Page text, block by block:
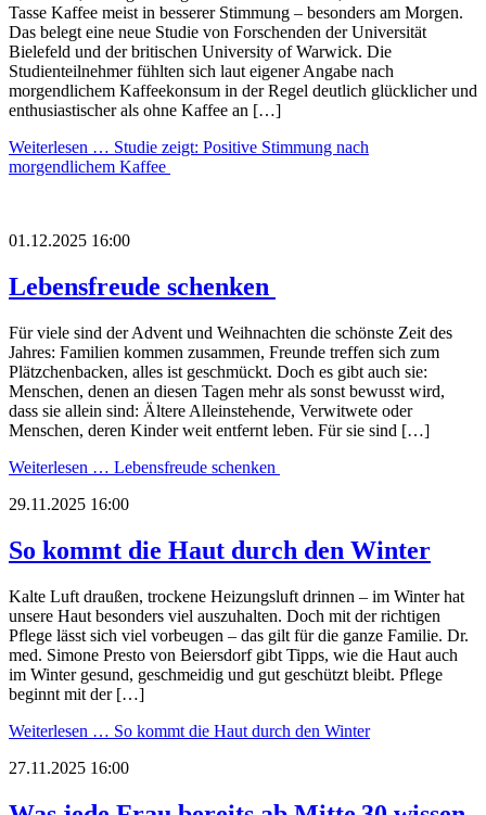
Tasse Kaffee meist in besserer Stimmung – besonders am Morgen.
Das belegt eine neue Studie von Forschenden der Universität
Bielefeld und der britischen University of Warwick. Die
Studienteilnehmer fühlten sich laut eigener Angabe nach
morgendlichem Kaffeekonsum in der Regel deutlich glücklicher und
enthusiastischer als ohne Kaffee an […]
Weiterlesen … Studie zeigt: Positive Stimmung nach
morgendlichem Kaffee
01.12.2025 16:00
Lebensfreude schenken
Für viele sind der Advent und Weihnachten die schönste Zeit des
Jahres: Familien kommen zusammen, Freunde treffen sich zum
Plätzchenbacken, alles ist geschmückt. Doch es gibt auch sie:
Menschen, denen an diesen Tagen mehr als sonst bewusst wird,
dass sie allein sind: Ältere Alleinstehende, Verwitwete oder
Menschen, deren Kinder weit entfernt leben. Für sie sind […]
Weiterlesen … Lebensfreude schenken
29.11.2025 16:00
So kommt die Haut durch den Winter
Kalte Luft draußen, trockene Heizungsluft drinnen – im Winter hat
unsere Haut besonders viel auszuhalten. Doch mit der richtigen
Pflege lässt sich viel vorbeugen – das gilt für die ganze Familie. Dr.
med. Simone Presto von Beiersdorf gibt Tipps, wie die Haut auch
im Winter gesund, geschmeidig und gut geschützt bleibt. Pflege
beginnt mit der […]
Weiterlesen … So kommt die Haut durch den Winter
27.11.2025 16:00